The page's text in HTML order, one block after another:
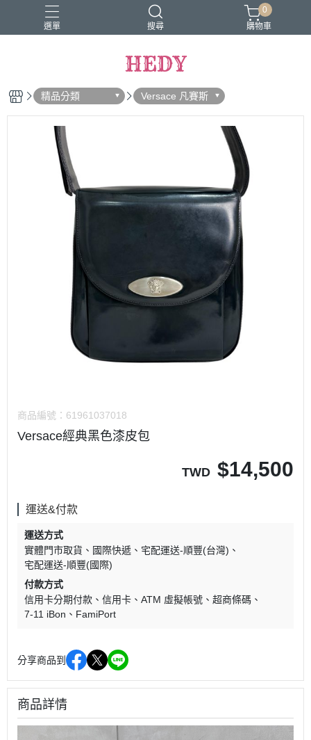
選單 搜尋
0
購物車
HEDY
精品分類 Versace 凡賽斯
商品編號： 61961037018
Versace經典黑色漆皮包
TWD $14,500
運送&付款
運送方式
實體門市取貨
國際快遞
宅配運送-順豐(台灣)
宅配運送-順豐(國際)
付款方式
信用卡分期付款
信用卡 ATM 虛擬帳號
超商條碼
7-11 iBon
FamiPort
分享商品到
商品詳情